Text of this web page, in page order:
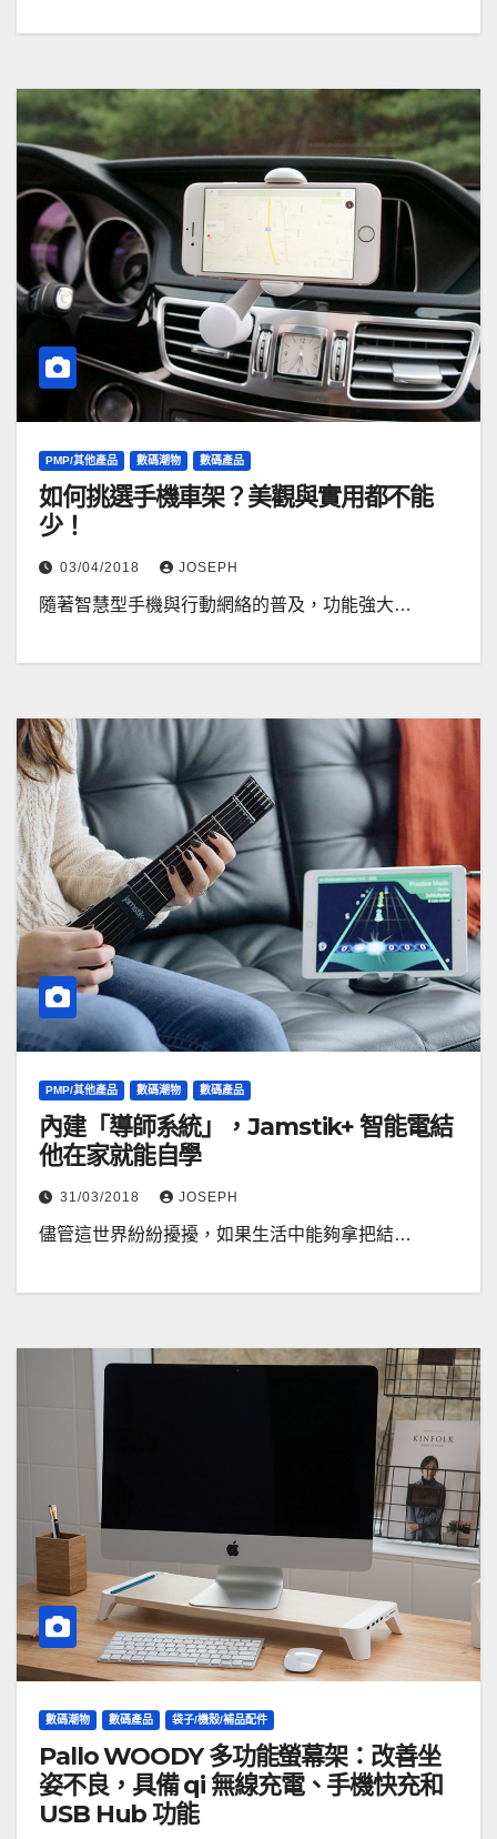
PMP/其他產品 數碼潮物 數碼產品
如何挑選手機車架？美觀與實用都不能
少！
03/04/2018 JOSEPH
隨著智慧型手機與行動網絡的普及，功能強大…
PMP/其他產品 數碼潮物 數碼產品
內建「導師系統」，Jamstik+ 智能電結
他在家就能自學
31/03/2018 JOSEPH
儘管這世界紛紛擾擾，如果生活中能夠拿把結…
數碼潮物 數碼產品 袋子/機殼/補品配件
Pallo WOODY 多功能螢幕架：改善坐
姿不良，具備 qi 無線充電、手機快充和
USB Hub 功能